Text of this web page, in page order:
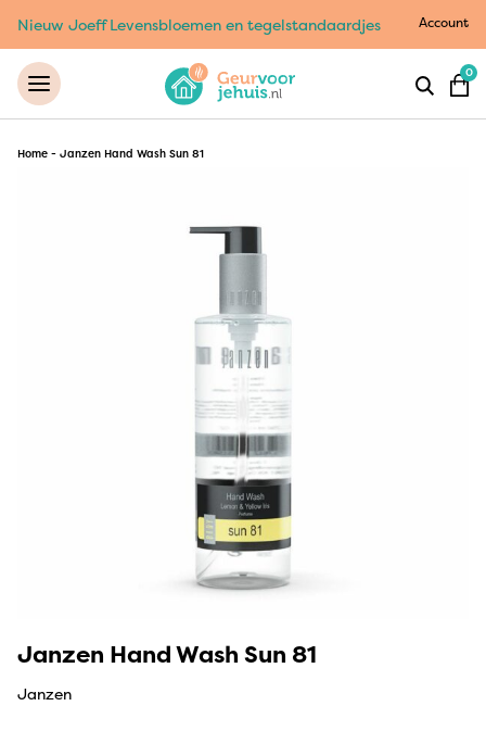
Nieuw Joeff Levensbloemen en tegelstandaardjes Account
0
Home - Janzen Hand Wash Sun 81
Janzen Hand Wash Sun 81
Janzen